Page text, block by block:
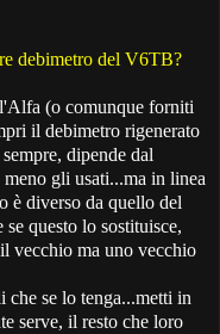
debimetro del V6TB?
(o comunque forniti
il debimetro rigenerato
dipende dal
gli usati...ma in linea
è diverso da quello del
questo lo sostituisce,
vecchio ma uno vecchio
se lo tenga...metti in
serve, il resto che loro